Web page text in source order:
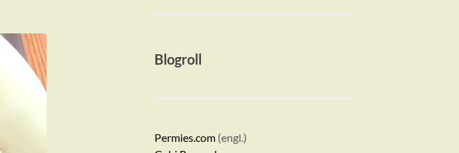
Blogroll
Permies.com (engl.)